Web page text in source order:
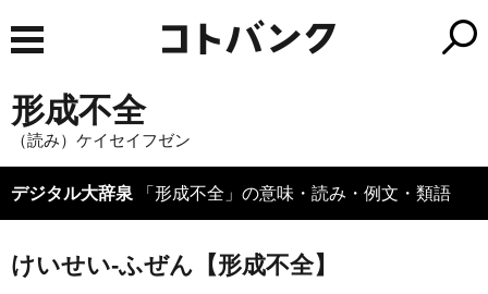
形成不全
（読み）ケイセイフゼン
デジタル大辞泉 「形成不全」の意味・読み・例文・類語
けいせい‐ふぜん【形成不全】